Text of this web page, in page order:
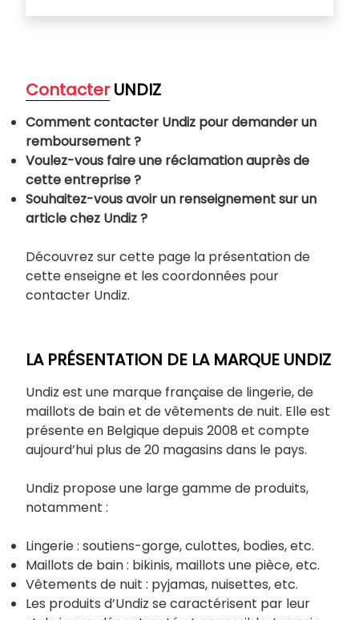
Contacter UNDIZ
Comment contacter Undiz pour demander un
remboursement ?
Voulez-vous faire une réclamation auprès de
cette entreprise ?
Souhaitez-vous avoir un renseignement sur un
article chez Undiz ?
Découvrez sur cette page la présentation de
cette enseigne et les coordonnées pour
contacter Undiz.
LA PRÉSENTATION DE LA MARQUE UNDIZ
Undiz est une marque française de lingerie, de
maillots de bain et de vêtements de nuit. Elle est
présente en Belgique depuis 2008 et compte
aujourd’hui plus de 20 magasins dans le pays.
Undiz propose une large gamme de produits,
notamment :
Lingerie : soutiens-gorge, culottes, bodies, etc.
Maillots de bain : bikinis, maillots une pièce, etc.
Vêtements de nuit : pyjamas, nuisettes, etc.
Les produits d’Undiz se caractérisent par leur